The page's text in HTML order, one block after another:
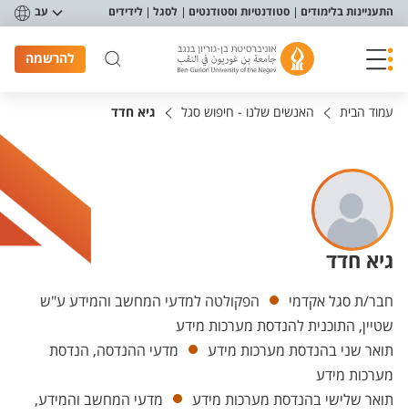
תפריט נגישות
התעניינות בלימודים סטודנטיות וסטודנטים לסגל לידידים עב
להרשמה
עמוד הבית האנשים שלנו - חיפוש סגל גיא חדד
גיא חדד
יחידות
חבר/ת סגל אקדמי
הפקולטה למדעי המחשב והמידע ע"ש
שטיין, התוכנית להנדסת מערכות מידע
תואר שני בהנדסת מערכות מידע
מדעי ההנדסה, הנדסת
מערכות מידע
תואר שלישי בהנדסת מערכות מידע
מדעי המחשב והמידע,